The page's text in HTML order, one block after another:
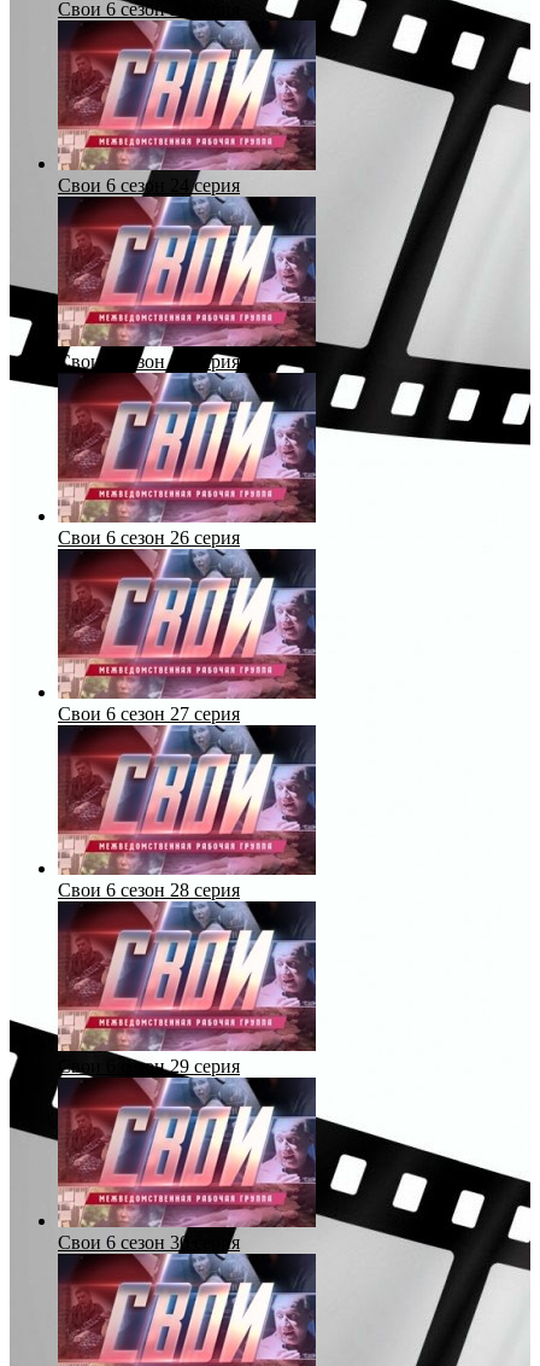
Свои 6 сезон 23 серия
Свои 6 сезон 24 серия
Свои 6 сезон 25 серия
Свои 6 сезон 26 серия
Свои 6 сезон 27 серия
Свои 6 сезон 28 серия
Свои 6 сезон 29 серия
Свои 6 сезон 30 серия